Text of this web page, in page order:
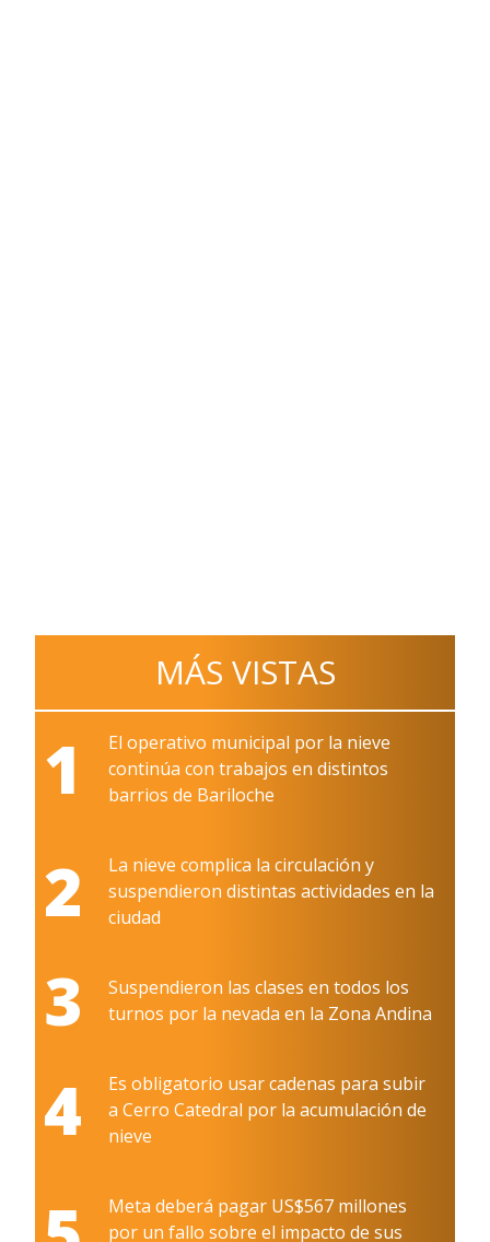
MÁS VISTAS
1
El operativo municipal por la nieve
continúa con trabajos en distintos
barrios de Bariloche
2
La nieve complica la circulación y
suspendieron distintas actividades en la
ciudad
3
Suspendieron las clases en todos los
turnos por la nevada en la Zona Andina
4
Es obligatorio usar cadenas para subir
a Cerro Catedral por la acumulación de
nieve
Meta deberá pagar US$567 millones
por un fallo sobre el impacto de sus